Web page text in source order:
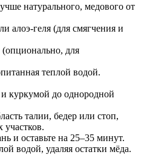
натурального, медового от
алоэ-геля (для смягчения и
для
теплой водой.
куркумой до однородной
талии, бедер или стоп,
участков.
и оставьте на 25–35 минут.
водой, удаляя остатки мёда.